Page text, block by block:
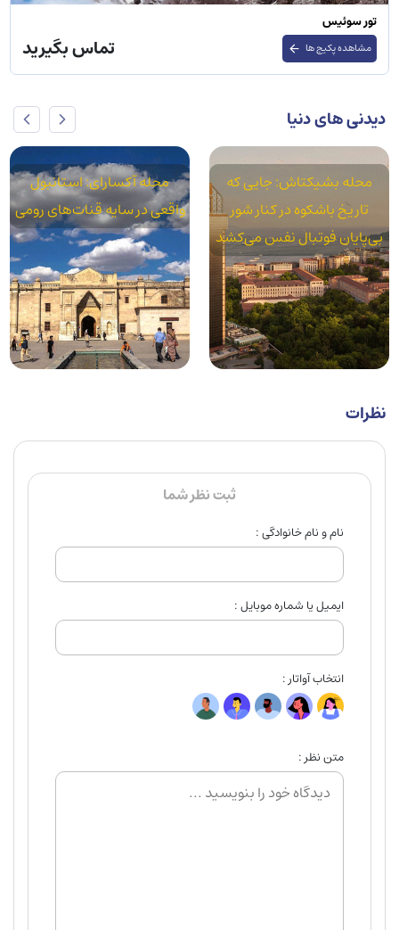
تور سوئیس
مشاهده پکیج ها تماس بگیرید
دیدنی های دنیا
محله بشیکتاش: جایی که
تاریخ باشکوه در کنار شور
بی‌پایان فوتبال نفس می‌کشد
محله آکسارای: استانبول
واقعی در سایه قنات‌های رومی
نظرات
ثبت نظر شما
نام و نام خانوادگی :
ایمیل یا شماره موبایل :
انتخاب آواتار :
متن نظر :